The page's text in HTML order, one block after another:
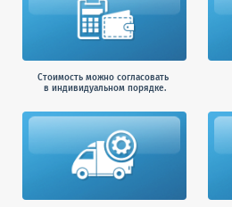
Стоимость можно согласовать
в индивидуальном порядке.